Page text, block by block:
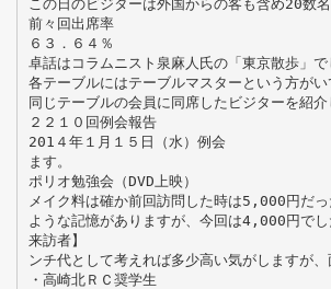
この日のビジターは外国からの客も含め20数名
前々回出席率
６３．６４％
卓話はコラムニスト泉麻人氏の「東京散歩」で
各テーブルにはテーブルマスターという方がい
同じテーブルの会員に同席したビジターを紹介
２２１０回例会報告
201４年１月１５日（水）例会
ます。
ポリオ勉強会（DVD上映）
メイク料は確か前回訪問した時は5,000円だっ
ような記憶がありますが、今回は4,000円でし
来訪者】
ンチ代として考えれば多少高い気がしますが、
・高崎北ＲＣ奨学生